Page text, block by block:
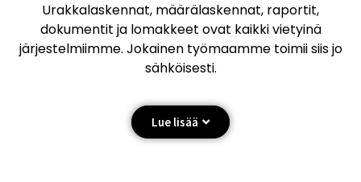
Urakkalaskennat, määrälaskennat, raportit,
dokumentit ja lomakkeet ovat kaikki vietyinä
järjestelmiimme. Jokainen työmaamme toimii siis jo
sähköisesti.
Lue lisää